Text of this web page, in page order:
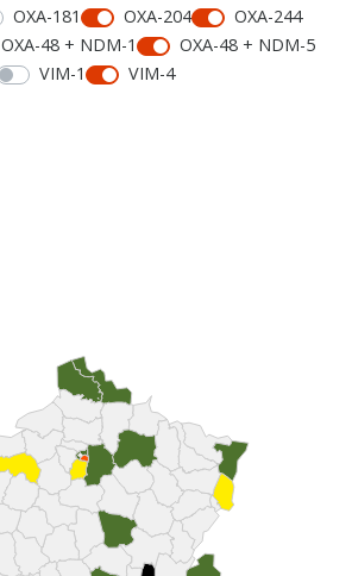
OXA-181 OXA-204
OXA-244
OXA-48 + NDM-1
OXA-48 + NDM-5
VIM-1
VIM-4